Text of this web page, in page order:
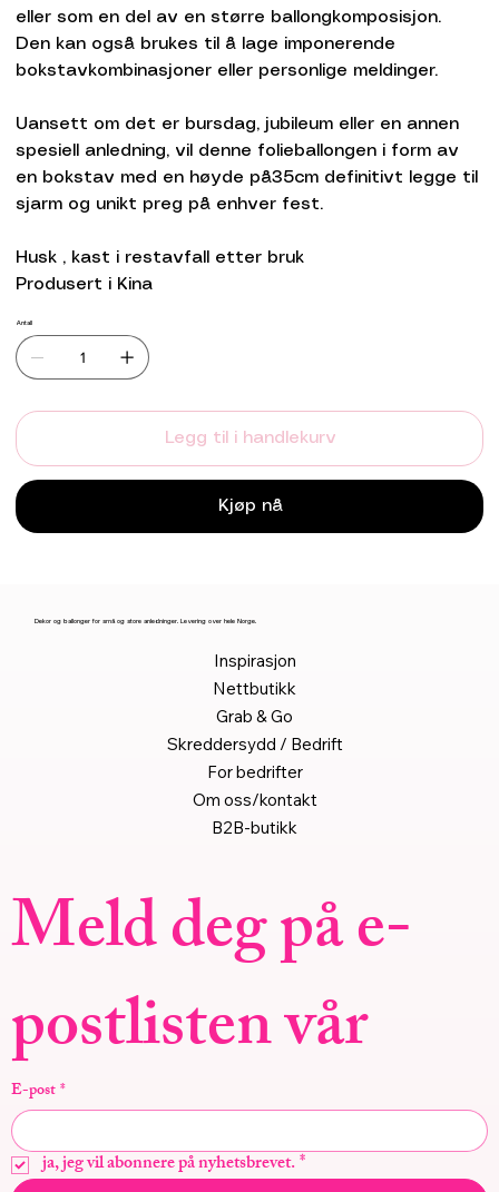
eller som en del av en større ballongkomposisjon.
Den kan også brukes til å lage imponerende
bokstavkombinasjoner eller personlige meldinger.
Uansett om det er bursdag, jubileum eller en annen
spesiell anledning, vil denne folieballongen i form av
en bokstav med en høyde på35cm definitivt legge til
sjarm og unikt preg på enhver fest.
Husk , kast i restavfall etter bruk
Produsert i Kina
Antall
Legg til i handlekurv
Kjøp nå
Meld deg på e-
postlisten vår
E-post*
ja, jeg vil abonnere på nyhetsbrevet.*
Dekor og ballonger for små og store anledninger. Levering over hele Norge.
Inspirasjon
Nettbutikk
Grab & Go
Skreddersydd / Bedrift
For bedrifter
Om oss/kontakt
B2B-butikk